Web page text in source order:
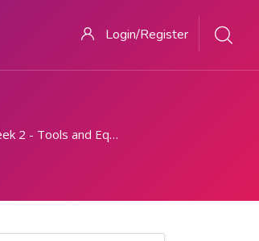
Login/Register
2 - Tools and Equipments